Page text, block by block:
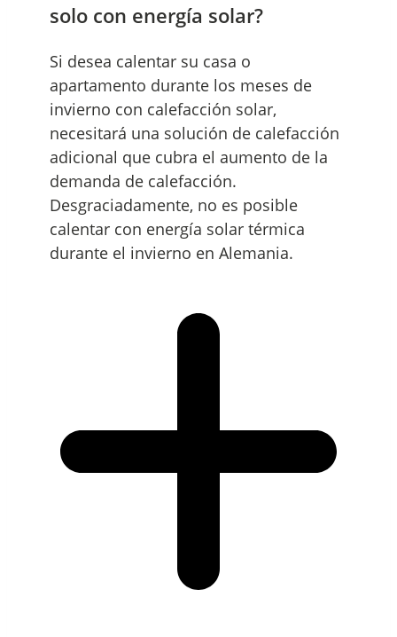
solo con energía solar?
Si desea calentar su casa o
apartamento durante los meses de
invierno con calefacción solar,
necesitará una solución de calefacción
adicional que cubra el aumento de la
demanda de calefacción.
Desgraciadamente, no es posible
calentar con energía solar térmica
durante el invierno en Alemania.